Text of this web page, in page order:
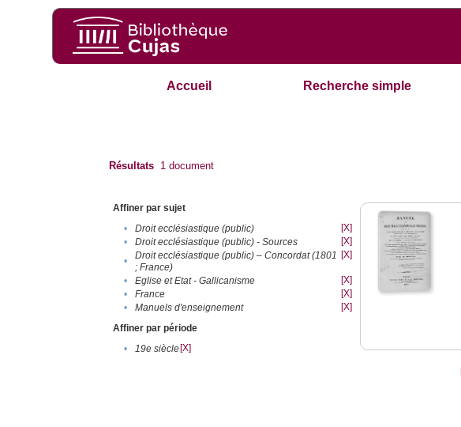
Accueil Recherche simple
Résultats 1 document
Affiner par sujet
•
Droit ecclésiastique (public)
[X]
•
Droit ecclésiastique (public) - Sources
[X]
•
Droit ecclésiastique (public) – Concordat (1801
; France)
[X]
• Eglise et Etat - Gallicanisme
[X]
•
France
[X]
•
Manuels d'enseignement
[X]
Affiner par période
•
19e siècle[X]